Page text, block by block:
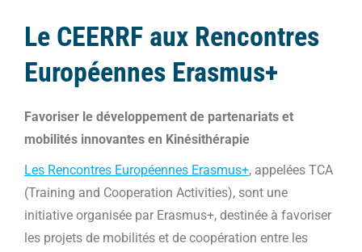
Le CEERRF aux Rencontres
Européennes Erasmus+
Favoriser le développement de partenariats et
mobilités innovantes en Kinésithérapie
Les Rencontres Européennes Erasmus+, appelées TCA
(Training and Cooperation Activities), sont une
initiative organisée par Erasmus+, destinée à favoriser
les projets de mobilités et de coopération entre les